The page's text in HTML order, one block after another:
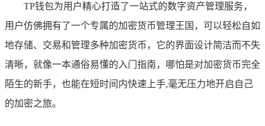
TP钱包为用户精心打造了一站式的数字资产管理服务，
用户仿佛拥有了一个专属的加密货币管理王国，可以轻松自如
地存储、交易和管理多种加密货币，它的界面设计简洁而不失
清晰，就像一本通俗易懂的入门指南，哪怕是对加密货币完全
陌生的新手，也能在短时间内快速上手,毫无压力地开启自己
的加密之旅。